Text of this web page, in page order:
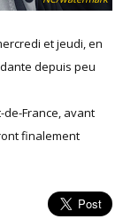
et jeudi, en
depuis peu
France, avant
finalement